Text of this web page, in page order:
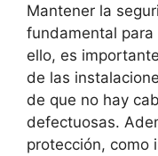
Mantener la
fundamental para
ello, es
de las
de que no hay
defectuosas.
protección, como